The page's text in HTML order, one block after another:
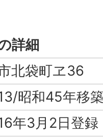
詳細
北袋町ヱ36
昭和45年移
年3月2日登録